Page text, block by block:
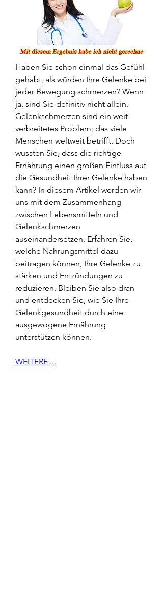
Haben Sie schon einmal das Gefühl
gehabt, als würden Ihre Gelenke bei
jeder Bewegung schmerzen? Wenn
ja, sind Sie definitiv nicht allein.
Gelenkschmerzen sind ein weit
verbreitetes Problem, das viele
Menschen weltweit betrifft. Doch
wussten Sie, dass die richtige
Ernährung einen großen Einfluss auf
die Gesundheit Ihrer Gelenke haben
kann? In diesem Artikel werden wir
uns mit dem Zusammenhang
zwischen Lebensmitteln und
Gelenkschmerzen
auseinandersetzen. Erfahren Sie,
welche Nahrungsmittel dazu
beitragen können, Ihre Gelenke zu
stärken und Entzündungen zu
reduzieren. Bleiben Sie also dran
und entdecken Sie, wie Sie Ihre
Gelenkgesundheit durch eine
ausgewogene Ernährung
unterstützen können.
WEITERE ...